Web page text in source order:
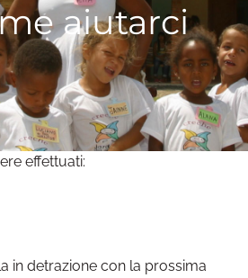
aiutarci
effettuati:
in detrazione con la prossima